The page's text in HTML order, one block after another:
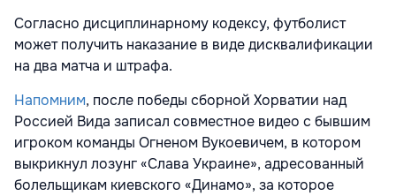
Согласно дисциплинарному кодексу, футболист
может получить наказание в виде дисквалификации
на два матча и штрафа.
Напомним, после победы сборной Хорватии над
Россией Вида записал совместное видео с бывшим
игроком команды Огненом Вукоевичем, в котором
выкрикнул лозунг «Слава Украине», адресованный
болельщикам киевского «Динамо», за которое